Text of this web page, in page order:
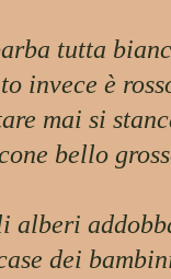
tutta
invece è
mai si
bello
alberi
dei